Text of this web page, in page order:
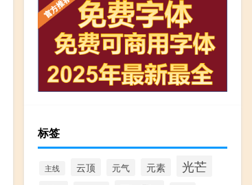
标签
主线 云顶 元气 元素 光芒